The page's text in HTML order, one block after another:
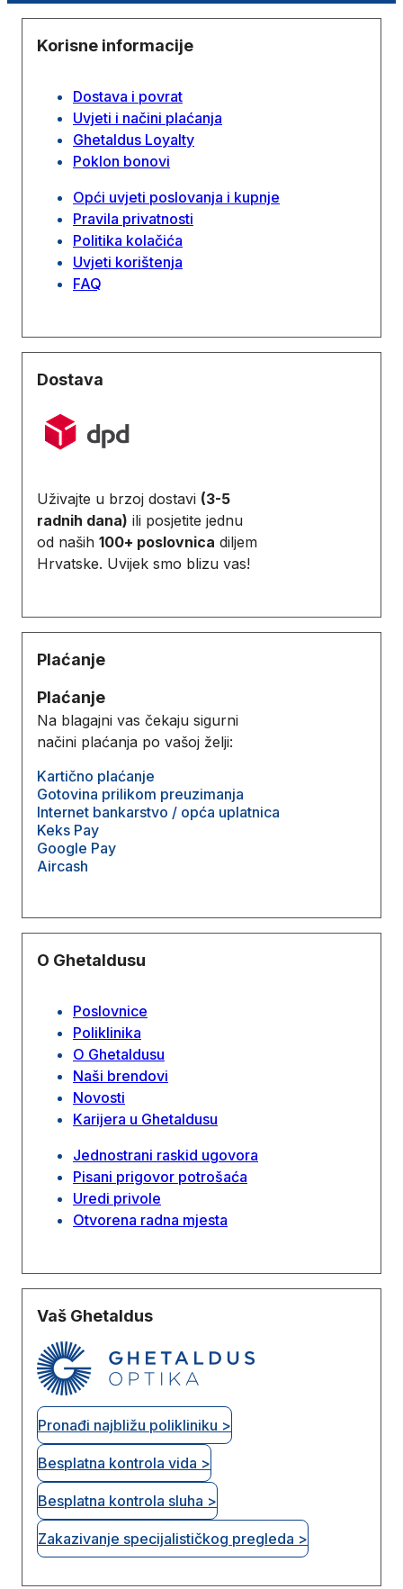
Korisne informacije
Dostava i povrat
Uvjeti i načini plaćanja
Ghetaldus Loyalty
Poklon bonovi
Opći uvjeti poslovanja i kupnje
Pravila privatnosti
Politika kolačića
Uvjeti korištenja
FAQ
Dostava
Uživajte u brzoj dostavi (3-5
radnih dana) ili posjetite jednu
od naših 100+ poslovnica diljem
Hrvatske. Uvijek smo blizu vas!
Plaćanje
Plaćanje
Na blagajni vas čekaju sigurni
načini plaćanja po vašoj želji:
Kartično plaćanje
Gotovina prilikom preuzimanja
Internet bankarstvo / opća uplatnica
Keks Pay
Google Pay
Aircash
O Ghetaldusu
Poslovnice
Poliklinika
O Ghetaldusu
Naši brendovi
Novosti
Karijera u Ghetaldusu
Jednostrani raskid ugovora
Pisani prigovor potrošaća
Uredi privole
Otvorena radna mjesta
Vaš Ghetaldus
Pronađi najbližu polikliniku >
Besplatna kontrola vida >
Besplatna kontrola sluha >
Zakazivanje specijalističkog pregleda >